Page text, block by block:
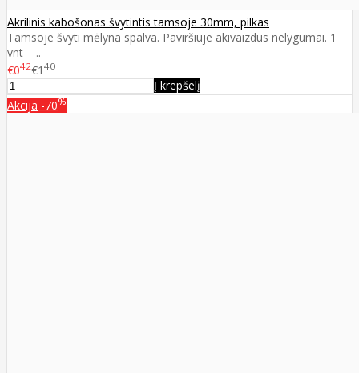
Akrilinis kabošonas švytintis tamsoje 30mm, pilkas
Tamsoje švyti mėlyna spalva. Paviršiuje akivaizdūs nelygumai. 1
vnt ..
€042€1 40
Į krepšelį
Akcija -70%